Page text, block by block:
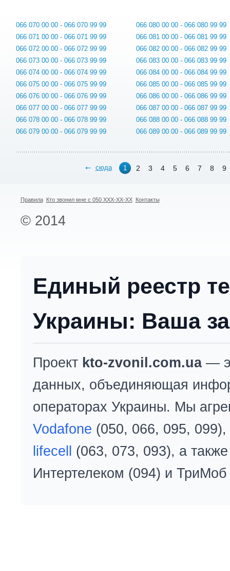
066 070 00 00 - 066 070 99 99
066 071 00 00 - 066 071 99 99
066 072 00 00 - 066 072 99 99
066 073 00 00 - 066 073 99 99
066 074 00 00 - 066 074 99 99
066 075 00 00 - 066 075 99 99
066 076 00 00 - 066 076 99 99
066 077 00 00 - 066 077 99 99
066 078 00 00 - 066 078 99 99
066 079 00 00 - 066 079 99 99
066 080 00 00 - 066 080 99 99
066 081 00 00 - 066 081 99 99
066 082 00 00 - 066 082 99 99
066 083 00 00 - 066 083 99 99
066 084 00 00 - 066 084 99 99
066 085 00 00 - 066 085 99 99
066 086 00 00 - 066 086 99 99
066 087 00 00 - 066 087 99 99
066 088 00 00 - 066 088 99 99
066 089 00 00 - 066 089 99 99
сюда 1 2 3 4 5 6 7 8 9
Правила Кто звонил мне с 050 XXX-XX-XX Контакты
© 2014
Единый реестр
Украины: Ваша
Проект kto-zvonil.com.ua—
данных, объединяющая
операторах Украины. Мы
Vodafone (050, 066, 095, 099),
lifecell
(063, 073, 093), а
Интертелеком (094) и ТриМоб